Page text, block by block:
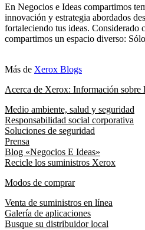
En Negocios e Ideas compartimos
innovación y estrategia abordados
fortaleciendo tus ideas. Considerado
compartimos un espacio diverso:
Más de Xerox Blogs
Acerca de Xerox: Información sobre
Medio ambiente, salud y seguridad
Responsabilidad social corporativa
Soluciones de seguridad
Prensa
Blog «Negocios E Ideas»
Recicle los suministros Xerox
Modos de comprar
Venta de suministros en línea
Galería de aplicaciones
Busque su distribuidor local